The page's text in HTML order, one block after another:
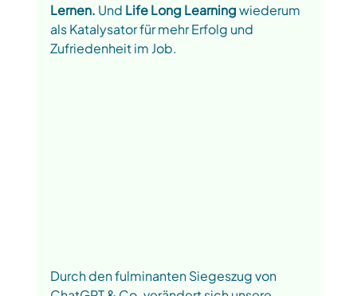
Lernen. Und Life Long Learning wiederum
als Katalysator für mehr Erfolg und
Zufriedenheit im Job.
Durch den fulminanten Siegeszug von